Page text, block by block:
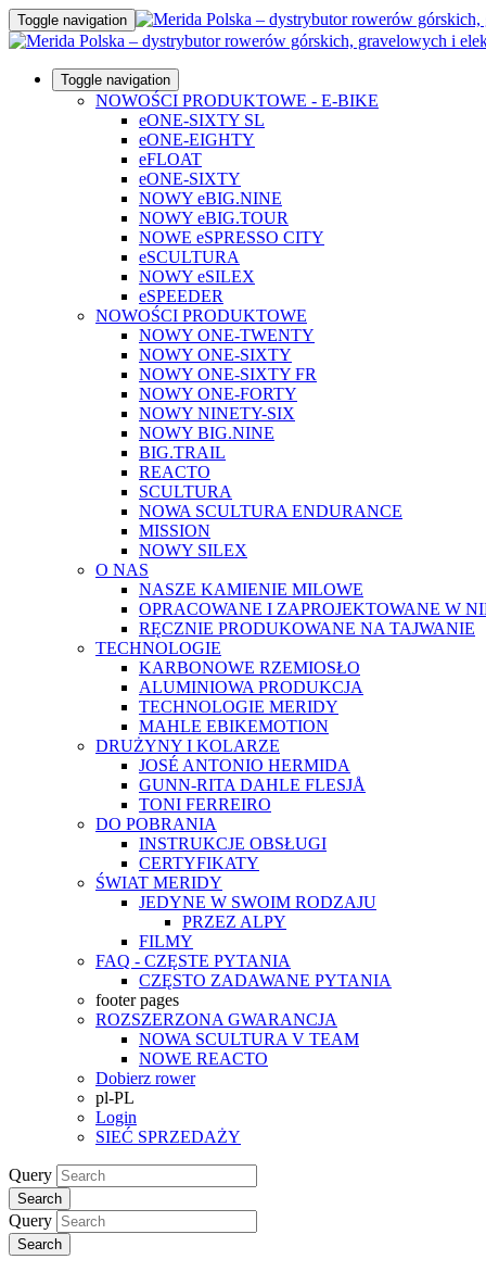
Toggle navigation
Toggle navigation
NOWOŚCI PRODUKTOWE - E-BIKE
eONE-SIXTY SL
eONE-EIGHTY
eFLOAT
eONE-SIXTY
NOWY eBIG.NINE
NOWY eBIG.TOUR
NOWE eSPRESSO CITY
eSCULTURA
NOWY eSILEX
eSPEEDER
NOWOŚCI PRODUKTOWE
NOWY ONE-TWENTY
NOWY ONE-SIXTY
NOWY ONE-SIXTY FR
NOWY ONE-FORTY
NOWY NINETY-SIX
NOWY BIG.NINE
BIG.TRAIL
REACTO
SCULTURA
NOWA SCULTURA ENDURANCE
MISSION
NOWY SILEX
O NAS
NASZE KAMIENIE MILOWE
OPRACOWANE I ZAPROJEKTOWANE W
RĘCZNIE PRODUKOWANE NA TAJWANIE
TECHNOLOGIE
KARBONOWE RZEMIOSŁO
ALUMINIOWA PRODUKCJA
TECHNOLOGIE MERIDY
MAHLE EBIKEMOTION
DRUŻYNY I KOLARZE
JOSÉ ANTONIO HERMIDA
GUNN-RITA DAHLE FLESJÅ
TONI FERREIRO
DO POBRANIA
INSTRUKCJE OBSŁUGI
CERTYFIKATY
ŚWIAT MERIDY
JEDYNE W SWOIM RODZAJU
PRZEZ ALPY
FILMY
FAQ - CZĘSTE PYTANIA
CZĘSTO ZADAWANE PYTANIA
footer pages
ROZSZERZONA GWARANCJA
NOWA SCULTURA V TEAM
NOWE REACTO
Dobierz rower
pl-PL
Login
SIEĆ SPRZEDAŻY
Query
Search
Query
Search